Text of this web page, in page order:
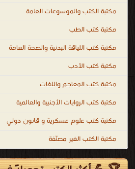
مكتبة الكتب والموسوعات العامة
مكتبة كتب الطب
مكتبة كتب اللياقة البدنية والصحة العامة
مكتبة كتب الأدب
مكتبة كتب المعاجم واللغات
مكتبة كتب الروايات الأجنبية والعالمية
مكتبة كتب علوم عسكرية و قانون دولي
مكتبة الكتب الغير مصنّفة